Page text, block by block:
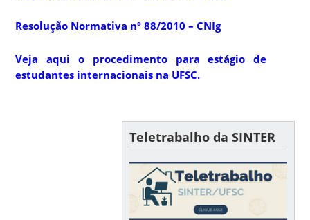
Resolução Normativa nº 88/2010 – CNIg
Veja aqui o procedimento para estágio de
estudantes internacionais na UFSC.
Teletrabalho da SINTER